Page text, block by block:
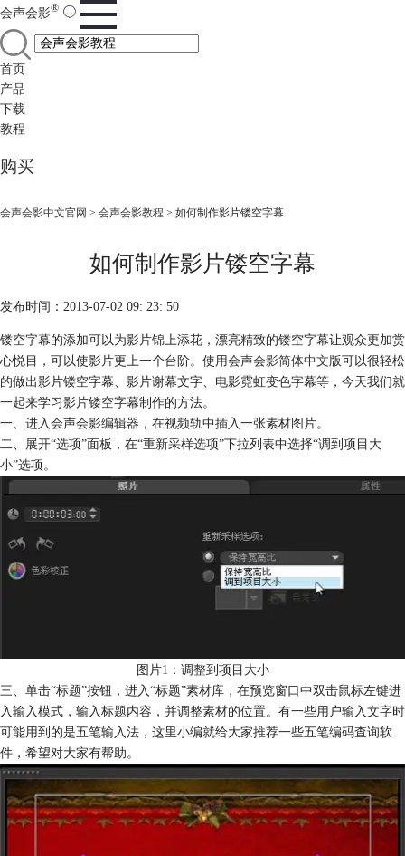
会声会影®
首页
产品
下载
教程
购买
会声会影中文官网 > 会声会影教程 > 如何制作影片镂空字幕
如何制作影片镂空字幕
发布时间：2013-07-02 09: 23: 50
镂空字幕的添加可以为影片锦上添花，漂亮精致的镂空字幕让观众更加赏
心悦目，可以使影片更上一个台阶。使用会声会影简体中文版可以很轻松
的做出影片镂空字幕、影片谢幕文字、电影霓虹变色字幕等，今天我们就
一起来学习影片镂空字幕制作的方法。
一、进入会声会影编辑器，在视频轨中插入一张素材图片。
二、展开“选项”面板，在“重新采样选项”下拉列表中选择“调到项目大
小”选项。
图片1：调整到项目大小
三、单击“标题”按钮，进入“标题”素材库，在预览窗口中双击鼠标左键进
入输入模式，输入标题内容，并调整素材的位置。有一些用户输入文字时
可能用到的是五笔输入法，这里小编就给大家推荐一些五笔编码查询软
件，希望对大家有帮助。